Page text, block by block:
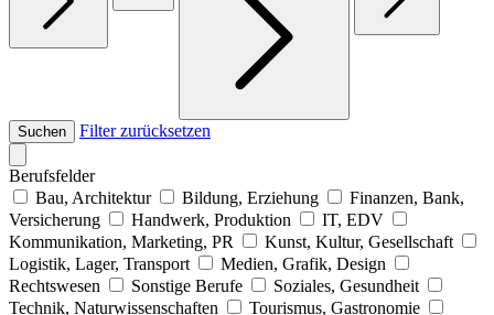
Suchen Filter zurücksetzen
Berufsfelder
Bau, Architektur
Bildung, Erziehung
Finanzen, Bank,
Versicherung
Handwerk, Produktion
IT, EDV
Kommunikation, Marketing, PR
Kunst, Kultur, Gesellschaft
Logistik, Lager, Transport
Medien, Grafik, Design
Rechtswesen
Sonstige Berufe
Soziales, Gesundheit
Technik, Naturwissenschaften
Tourismus, Gastronomie